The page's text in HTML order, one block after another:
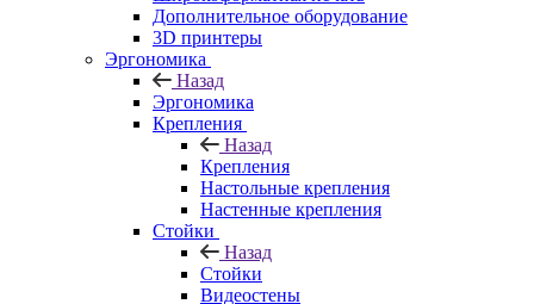
Дополнительное оборудование
3D принтеры
Эргономика
Назад
Эргономика
Крепления
Назад
Крепления
Настольные крепления
Настенные крепления
Стойки
Назад
Стойки
Видеостены